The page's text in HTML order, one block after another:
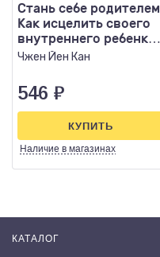
Стань себе родителем
Как исцелить своего
внутреннего ребенка
и по-настоящему по
Чжен Йен Кан
546 ₽
Наличие в магазинах
КУПИТЬ
КАТАЛОГ